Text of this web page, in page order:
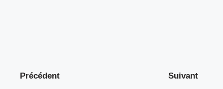
Précédent Suivant